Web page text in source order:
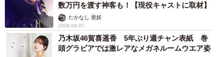
数万円を渡す神客も！【現役キャストに取材】
たかなし 亜妖
2026.08.07
乃木坂46賀喜遥香 5年ぶり週チャン表紙 巻
頭グラビアでは激レアなメガネルームウエア姿